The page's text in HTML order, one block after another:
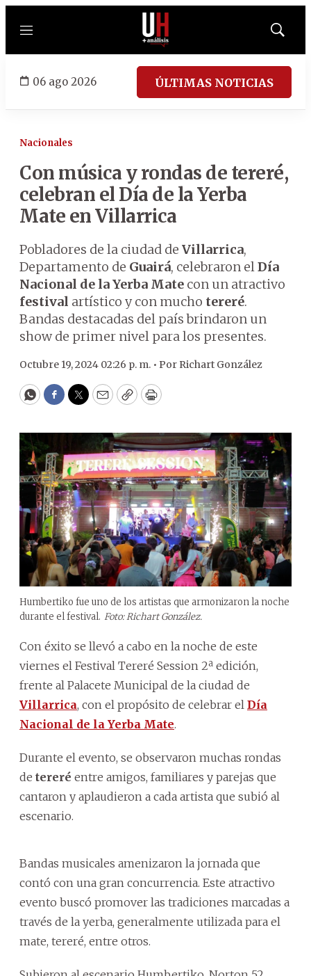
Menú
Mostrar
06 ago 2026 ÚLTIMAS NOTICIAS
Nacionales
Con música y rondas de tereré,
celebran el Día de la Yerba
Mate en Villarrica
Pobladores de la ciudad de Villarrica,
Departamento de Guairá, celebraron elDía
Nacional de la Yerba Mate con un atractivo
festival artístico y con mucho tereré.
Bandas destacadas del país brindaron un
show de primer nivel para los presentes.
Octubre 19, 2024 02:26 p. m. • Por Richart González
WhatsApp
Facebook
Twitter
EmailCopyPrint
Humbertiko fue uno de los artistas que armonizaron la noche
durante el festival. Foto: Richart González.
Con éxito se llevó a cabo en la noche de este
viernes el Festival Tereré Session 2ª edición,
frente al Palacete Municipal de la ciudad de
Villarrica, con el propósito de celebrar el Día
Nacional de la Yerba Mate.
Durante el evento, se observaron muchas rondas
de tereré entre amigos, familiares y parejas que
cantaron y aplaudieron a cada artista que subió al
escenario.
Bandas musicales amenizaron la jornada que
contó con una gran concurrencia. Este atractivo
evento buscó promover las tradiciones marcadas a
través de la yerba, generalmente utilizada para el
mate, tereré, entre otros.